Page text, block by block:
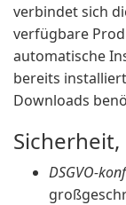
verbindet sich
verfügbare
automatische
bereits
Downloads
DSGVO-